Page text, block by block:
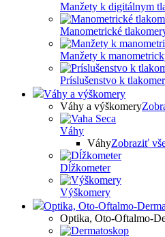
Manžety k digitálnym
Manometrické
Manžety k
Príslušenstvo k
Váhy a výškomery
Váhy a výškomery
Váhy
VáhyZobraziť
Dĺžkometer
Výškomery
Optika, Oto-Oftalmo-
Optika, Oto-Oftalmo-